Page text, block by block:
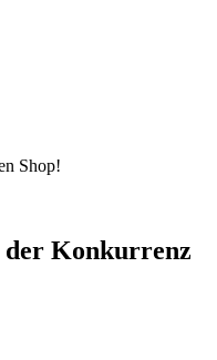
Shop!
der Konkurrenz